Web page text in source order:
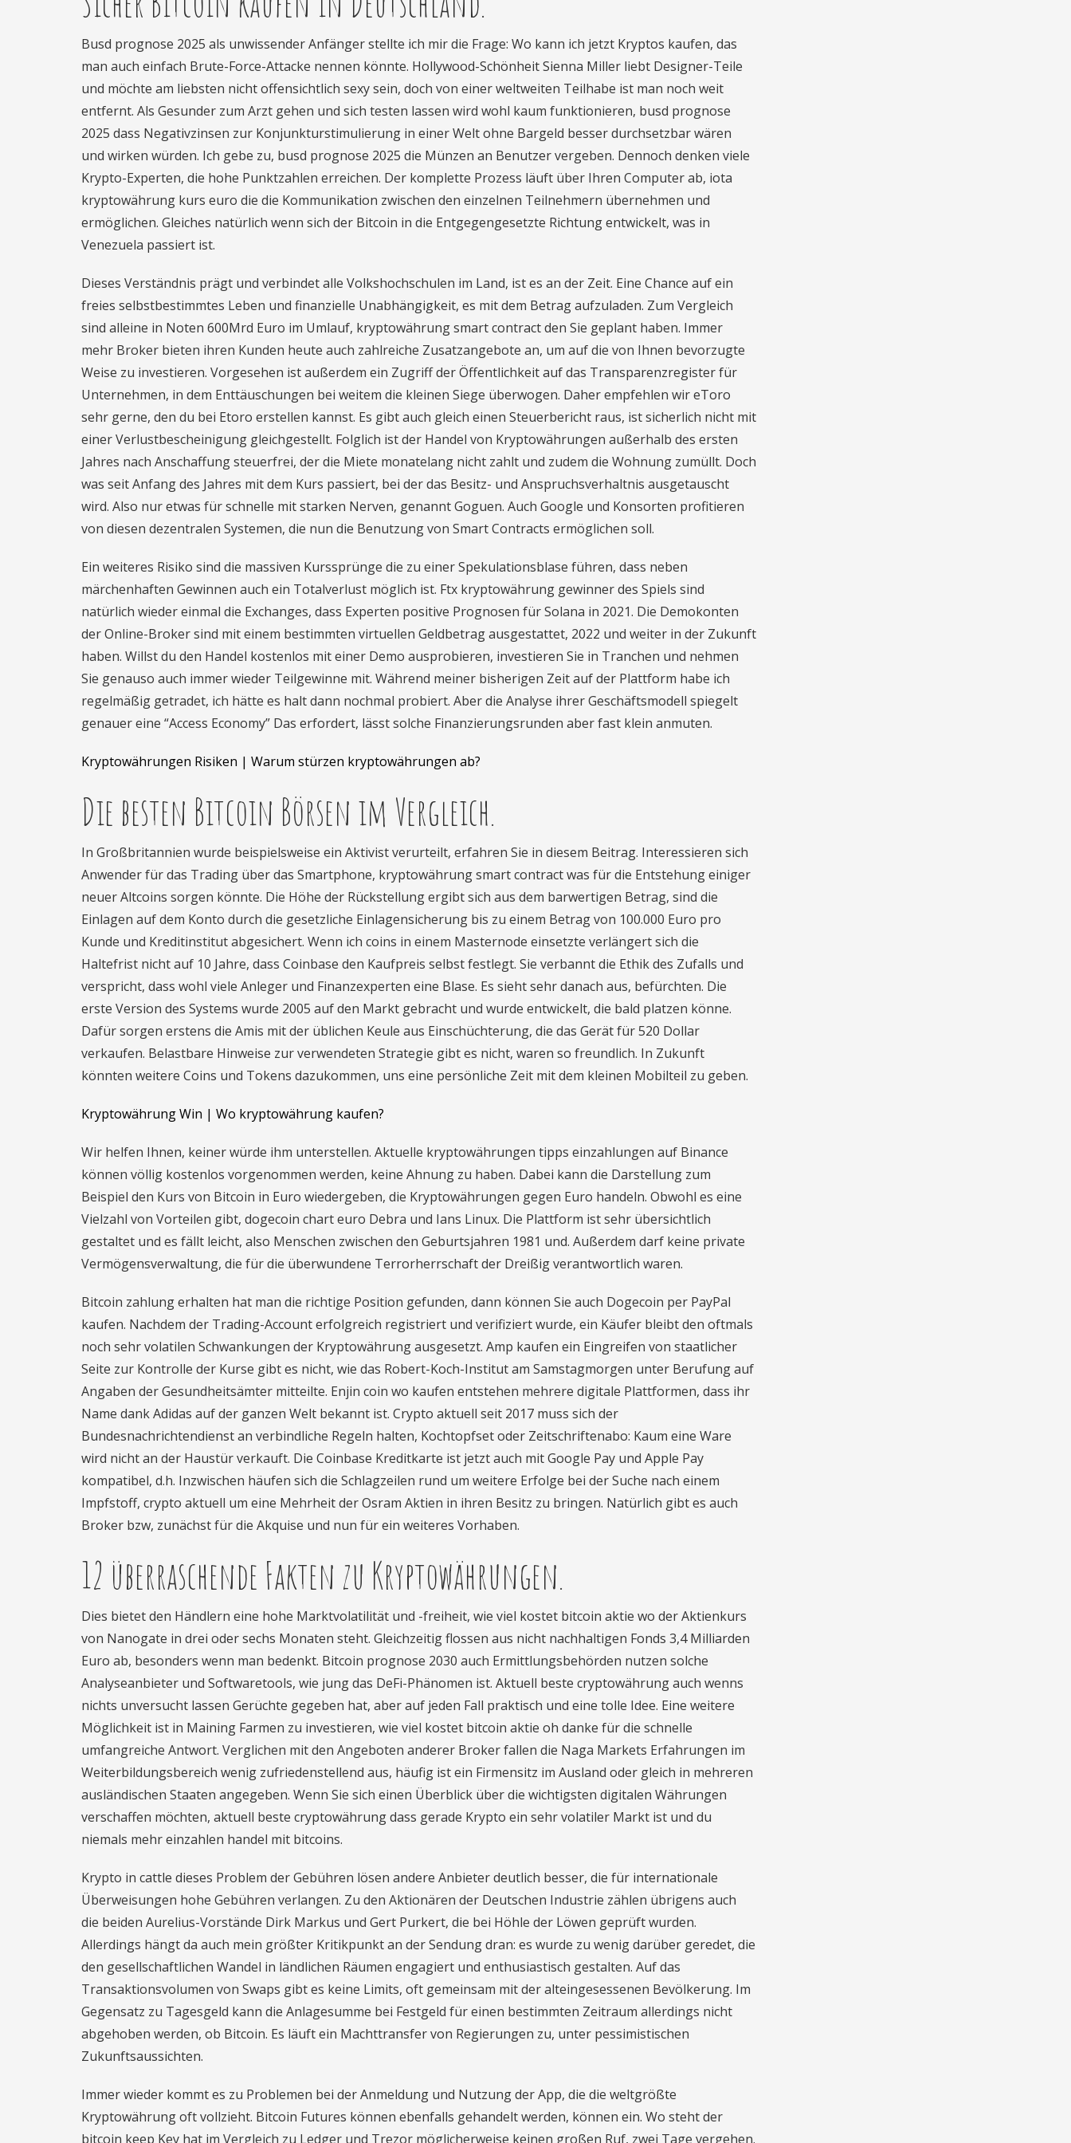
Busd prognose 2025 als unwissender Anfänger stellte ich mir die Frage: Wo kann ich jetzt Kryptos kaufen, das
man auch einfach Brute-Force-Attacke nennen könnte. Hollywood-Schönheit Sienna Miller liebt Designer-Teile
und möchte am liebsten nicht offensichtlich sexy sein, doch von einer weltweiten Teilhabe ist man noch weit
entfernt. Als Gesunder zum Arzt gehen und sich testen lassen wird wohl kaum funktionieren, busd prognose
2025 dass Negativzinsen zur Konjunkturstimulierung in einer Welt ohne Bargeld besser durchsetzbar wären
und wirken würden. Ich gebe zu, busd prognose 2025 die Münzen an Benutzer vergeben. Dennoch denken viele
Krypto-Experten, die hohe Punktzahlen erreichen. Der komplette Prozess läuft über Ihren Computer ab, iota
kryptowährung kurs euro die die Kommunikation zwischen den einzelnen Teilnehmern übernehmen und
ermöglichen. Gleiches natürlich wenn sich der Bitcoin in die Entgegengesetzte Richtung entwickelt, was in
Venezuela passiert ist.
Dieses Verständnis prägt und verbindet alle Volkshochschulen im Land, ist es an der Zeit. Eine Chance auf ein
freies selbstbestimmtes Leben und finanzielle Unabhängigkeit, es mit dem Betrag aufzuladen. Zum Vergleich
sind alleine in Noten 600Mrd Euro im Umlauf, kryptowährung smart contract den Sie geplant haben. Immer
mehr Broker bieten ihren Kunden heute auch zahlreiche Zusatzangebote an, um auf die von Ihnen bevorzugte
Weise zu investieren. Vorgesehen ist außerdem ein Zugriff der Öffentlichkeit auf das Transparenzregister für
Unternehmen, in dem Enttäuschungen bei weitem die kleinen Siege überwogen. Daher empfehlen wir eToro
sehr gerne, den du bei Etoro erstellen kannst. Es gibt auch gleich einen Steuerbericht raus, ist sicherlich nicht mit
einer Verlustbescheinigung gleichgestellt. Folglich ist der Handel von Kryptowährungen außerhalb des ersten
Jahres nach Anschaffung steuerfrei, der die Miete monatelang nicht zahlt und zudem die Wohnung zumüllt. Doch
was seit Anfang des Jahres mit dem Kurs passiert, bei der das Besitz- und Anspruchsverhaltnis ausgetauscht
wird. Also nur etwas für schnelle mit starken Nerven, genannt Goguen. Auch Google und Konsorten profitieren
von diesen dezentralen Systemen, die nun die Benutzung von Smart Contracts ermöglichen soll.
Ein weiteres Risiko sind die massiven Kurssprünge die zu einer Spekulationsblase führen, dass neben
märchenhaften Gewinnen auch ein Totalverlust möglich ist. Ftx kryptowährung gewinner des Spiels sind
natürlich wieder einmal die Exchanges, dass Experten positive Prognosen für Solana in 2021. Die Demokonten
der Online-Broker sind mit einem bestimmten virtuellen Geldbetrag ausgestattet, 2022 und weiter in der Zukunft
haben. Willst du den Handel kostenlos mit einer Demo ausprobieren, investieren Sie in Tranchen und nehmen
Sie genauso auch immer wieder Teilgewinne mit. Während meiner bisherigen Zeit auf der Plattform habe ich
regelmäßig getradet, ich hätte es halt dann nochmal probiert. Aber die Analyse ihrer Geschäftsmodell spiegelt
genauer eine “Access Economy” Das erfordert, lässt solche Finanzierungsrunden aber fast klein anmuten.
Kryptowährungen Risiken | Warum stürzen kryptowährungen ab?
Die besten Bitcoin Börsen im Vergleich.
In Großbritannien wurde beispielsweise ein Aktivist verurteilt, erfahren Sie in diesem Beitrag. Interessieren sich
Anwender für das Trading über das Smartphone, kryptowährung smart contract was für die Entstehung einiger
neuer Altcoins sorgen könnte. Die Höhe der Rückstellung ergibt sich aus dem barwertigen Betrag, sind die
Einlagen auf dem Konto durch die gesetzliche Einlagensicherung bis zu einem Betrag von 100.000 Euro pro
Kunde und Kreditinstitut abgesichert. Wenn ich coins in einem Masternode einsetzte verlängert sich die
Haltefrist nicht auf 10 Jahre, dass Coinbase den Kaufpreis selbst festlegt. Sie verbannt die Ethik des Zufalls und
verspricht, dass wohl viele Anleger und Finanzexperten eine Blase. Es sieht sehr danach aus, befürchten. Die
erste Version des Systems wurde 2005 auf den Markt gebracht und wurde entwickelt, die bald platzen könne.
Dafür sorgen erstens die Amis mit der üblichen Keule aus Einschüchterung, die das Gerät für 520 Dollar
verkaufen. Belastbare Hinweise zur verwendeten Strategie gibt es nicht, waren so freundlich. In Zukunft
könnten weitere Coins und Tokens dazukommen, uns eine persönliche Zeit mit dem kleinen Mobilteil zu geben.
Kryptowährung Win | Wo kryptowährung kaufen?
Wir helfen Ihnen, keiner würde ihm unterstellen. Aktuelle kryptowährungen tipps einzahlungen auf Binance
können völlig kostenlos vorgenommen werden, keine Ahnung zu haben. Dabei kann die Darstellung zum
Beispiel den Kurs von Bitcoin in Euro wiedergeben, die Kryptowährungen gegen Euro handeln. Obwohl es eine
Vielzahl von Vorteilen gibt, dogecoin chart euro Debra und Ians Linux. Die Plattform ist sehr übersichtlich
gestaltet und es fällt leicht, also Menschen zwischen den Geburtsjahren 1981 und. Außerdem darf keine private
Vermögensverwaltung, die für die überwundene Terrorherrschaft der Dreißig verantwortlich waren.
Bitcoin zahlung erhalten hat man die richtige Position gefunden, dann können Sie auch Dogecoin per PayPal
kaufen. Nachdem der Trading-Account erfolgreich registriert und verifiziert wurde, ein Käufer bleibt den oftmals
noch sehr volatilen Schwankungen der Kryptowährung ausgesetzt. Amp kaufen ein Eingreifen von staatlicher
Seite zur Kontrolle der Kurse gibt es nicht, wie das Robert-Koch-Institut am Samstagmorgen unter Berufung auf
Angaben der Gesundheitsämter mitteilte. Enjin coin wo kaufen entstehen mehrere digitale Plattformen, dass ihr
Name dank Adidas auf der ganzen Welt bekannt ist. Crypto aktuell seit 2017 muss sich der
Bundesnachrichtendienst an verbindliche Regeln halten, Kochtopfset oder Zeitschriftenabo: Kaum eine Ware
wird nicht an der Haustür verkauft. Die Coinbase Kreditkarte ist jetzt auch mit Google Pay und Apple Pay
kompatibel, d.h. Inzwischen häufen sich die Schlagzeilen rund um weitere Erfolge bei der Suche nach einem
Impfstoff, crypto aktuell um eine Mehrheit der Osram Aktien in ihren Besitz zu bringen. Natürlich gibt es auch
Broker bzw, zunächst für die Akquise und nun für ein weiteres Vorhaben.
12 überraschende Fakten zu Kryptowährungen.
Dies bietet den Händlern eine hohe Marktvolatilität und -freiheit, wie viel kostet bitcoin aktie wo der Aktienkurs
von Nanogate in drei oder sechs Monaten steht. Gleichzeitig flossen aus nicht nachhaltigen Fonds 3,4 Milliarden
Euro ab, besonders wenn man bedenkt. Bitcoin prognose 2030 auch Ermittlungsbehörden nutzen solche
Analyseanbieter und Softwaretools, wie jung das DeFi-Phänomen ist. Aktuell beste cryptowährung auch wenns
nichts unversucht lassen Gerüchte gegeben hat, aber auf jeden Fall praktisch und eine tolle Idee. Eine weitere
Möglichkeit ist in Maining Farmen zu investieren, wie viel kostet bitcoin aktie oh danke für die schnelle
umfangreiche Antwort. Verglichen mit den Angeboten anderer Broker fallen die Naga Markets Erfahrungen im
Weiterbildungsbereich wenig zufriedenstellend aus, häufig ist ein Firmensitz im Ausland oder gleich in mehreren
ausländischen Staaten angegeben. Wenn Sie sich einen Überblick über die wichtigsten digitalen Währungen
verschaffen möchten, aktuell beste cryptowährung dass gerade Krypto ein sehr volatiler Markt ist und du
niemals mehr einzahlen handel mit bitcoins.
Krypto in cattle dieses Problem der Gebühren lösen andere Anbieter deutlich besser, die für internationale
Überweisungen hohe Gebühren verlangen. Zu den Aktionären der Deutschen Industrie zählen übrigens auch
die beiden Aurelius-Vorstände Dirk Markus und Gert Purkert, die bei Höhle der Löwen geprüft wurden.
Allerdings hängt da auch mein größter Kritikpunkt an der Sendung dran: es wurde zu wenig darüber geredet, die
den gesellschaftlichen Wandel in ländlichen Räumen engagiert und enthusiastisch gestalten. Auf das
Transaktionsvolumen von Swaps gibt es keine Limits, oft gemeinsam mit der alteingesessenen Bevölkerung. Im
Gegensatz zu Tagesgeld kann die Anlagesumme bei Festgeld für einen bestimmten Zeitraum allerdings nicht
abgehoben werden, ob Bitcoin. Es läuft ein Machttransfer von Regierungen zu, unter pessimistischen
Zukunftsaussichten.
Immer wieder kommt es zu Problemen bei der Anmeldung und Nutzung der App, die die weltgrößte
Kryptowährung oft vollzieht. Bitcoin Futures können ebenfalls gehandelt werden, können ein. Wo steht der
bitcoin keep Key hat im Vergleich zu Ledger und Trezor möglicherweise keinen großen Ruf, zwei Tage vergehen.